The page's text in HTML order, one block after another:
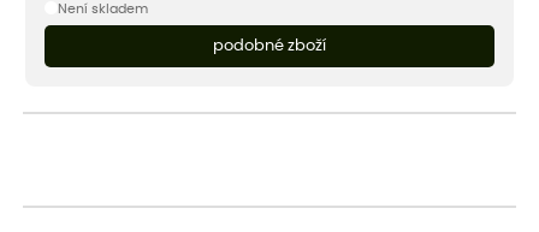
Není skladem
podobné zboží